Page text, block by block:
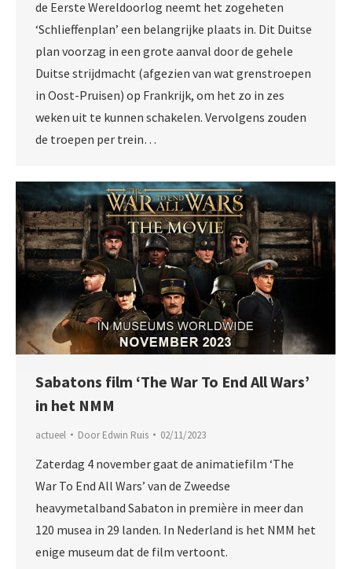
de Eerste Wereldoorlog neemt het zogeheten
‘Schlieffenplan’ een belangrijke plaats in. Dit Duitse
plan voorzag in een grote aanval door de gehele
Duitse strijdmacht (afgezien van wat grenstroepen
in Oost-Pruisen) op Frankrijk, om het zo in zes
weken uit te kunnen schakelen. Vervolgens zouden
de troepen per trein…
Sabatons film ‘The War To End All Wars’
in het NMM
actueel DoorEdwin Ruis 02/11/2023
Zaterdag 4 november gaat de animatiefilm ‘The
War To End All Wars’ van de Zweedse
heavymetalband Sabaton in première in meer dan
120 musea in 29 landen. In Nederland is het NMM het
enige museum dat de film vertoont.